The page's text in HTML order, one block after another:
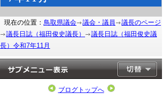
現在の位置： 鳥取県議会 議会・議員
議長のページ
議長日誌（福田俊史議長）
議長日誌（福田俊史議
長）令和7年11月
ブログトップへ